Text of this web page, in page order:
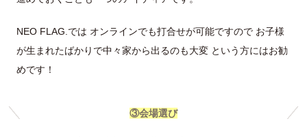
NEO FLAG.では オンラインでも打合せが可能ですので お子様
が生まれたばかりで中々家から出るのも大変 という方にはお勧
めです！
③会場選び